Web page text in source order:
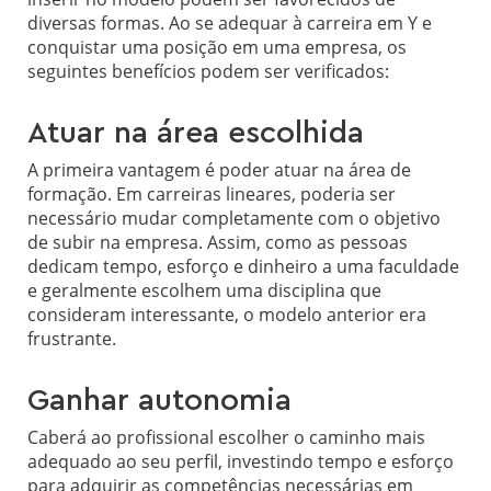
diversas formas. Ao se adequar à carreira em Y e
conquistar uma posição em uma empresa, os
seguintes benefícios podem ser verificados:
Atuar na área escolhida
A primeira vantagem é poder atuar na área de
formação. Em carreiras lineares, poderia ser
necessário mudar completamente com o objetivo
de subir na empresa. Assim, como as pessoas
dedicam tempo, esforço e dinheiro a uma faculdade
e geralmente escolhem uma disciplina que
consideram interessante, o modelo anterior era
frustrante.
Ganhar autonomia
Caberá ao profissional escolher o caminho mais
adequado ao seu perfil, investindo tempo e esforço
para adquirir as competências necessárias em